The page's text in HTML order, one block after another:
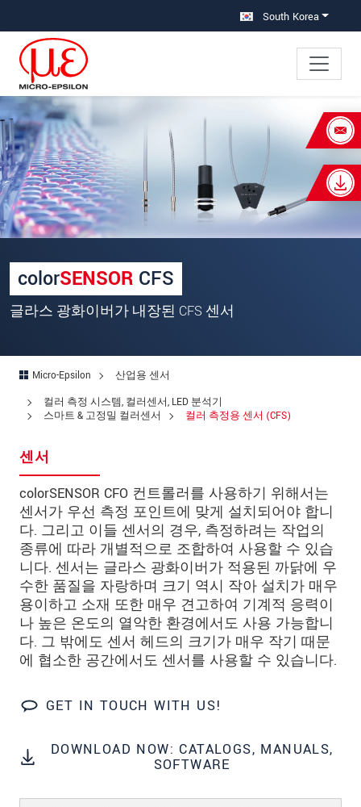
South Korea
colorSENSOR CFS
글라스 광화이버가 내장된 CFS 센서
Micro-Epsilon
산업용 센서
컬러 측정 시스템, 컬러센서, LED 분석기
스마트 & 고정밀 컬러센서
컬러 측정용 센서 (CFS)
센서
colorSENSOR CFO 컨트롤러를 사용하기 위해서는
센서가 우선 측정 포인트에 맞게 설치되어야 합니
다. 그리고 이들 센서의 경우, 측정하려는 작업의
종류에 따라 개별적으로 조합하여 사용할 수 있습
니다. 센서는 글라스 광화이버가 적용된 까닭에 우
수한 품질을 자랑하며 크기 역시 작아 설치가 매우
용이하고 소재 또한 매우 견고하여 기계적 응력이
나 높은 온도의 열악한 환경에서도 사용 가능합니
다. 그 밖에도 센서 헤드의 크기가 매우 작기 때문
에 협소한 공간에서도 센서를 사용할 수 있습니다.
GET IN TOUCH WITH US!
DOWNLOAD NOW: CATALOGS, MANUALS,
SOFTWARE
×
Your request for: 컬러 측정용 센서
(CFS)
성명*
우편번호
국가*
연락처
문의 내용
* 필수 항목
당사는 개인 정보 보호를 최우선으로 생각합니다.
자세한 내용은개인정보처리방침을 참고하시기
바랍니다.
문의 등록